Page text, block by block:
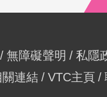
無障礙聲明
私隱
連結 VTC主頁